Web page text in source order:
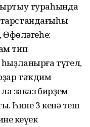
тураһында
Өфөләгеһе:
тип
түгел,
тәҡдим
заказ бирҙем
Һинең 3 кенә теш
кеүек